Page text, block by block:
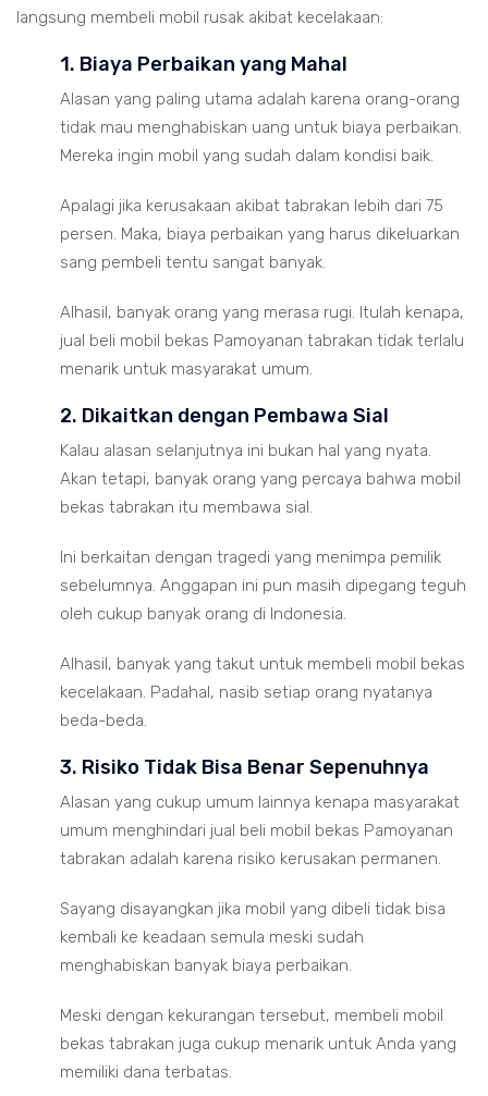
langsung membeli mobil rusak akibat kecelakaan:
1. Biaya Perbaikan yang Mahal
Alasan yang paling utama adalah karena orang-orang
tidak mau menghabiskan uang untuk biaya perbaikan.
Mereka ingin mobil yang sudah dalam kondisi baik.
Apalagi jika kerusakaan akibat tabrakan lebih dari 75
persen. Maka, biaya perbaikan yang harus dikeluarkan
sang pembeli tentu sangat banyak.
Alhasil, banyak orang yang merasa rugi. Itulah kenapa,
jual beli mobil bekas Pamoyanan tabrakan tidak terlalu
menarik untuk masyarakat umum.
2. Dikaitkan dengan Pembawa Sial
Kalau alasan selanjutnya ini bukan hal yang nyata.
Akan tetapi, banyak orang yang percaya bahwa mobil
bekas tabrakan itu membawa sial.
Ini berkaitan dengan tragedi yang menimpa pemilik
sebelumnya. Anggapan ini pun masih dipegang teguh
oleh cukup banyak orang di Indonesia.
Alhasil, banyak yang takut untuk membeli mobil bekas
kecelakaan. Padahal, nasib setiap orang nyatanya
beda-beda.
3. Risiko Tidak Bisa Benar Sepenuhnya
Alasan yang cukup umum lainnya kenapa masyarakat
umum menghindari jual beli mobil bekas Pamoyanan
tabrakan adalah karena risiko kerusakan permanen.
Sayang disayangkan jika mobil yang dibeli tidak bisa
kembali ke keadaan semula meski sudah
menghabiskan banyak biaya perbaikan.
Meski dengan kekurangan tersebut, membeli mobil
bekas tabrakan juga cukup menarik untuk Anda yang
memiliki dana terbatas.